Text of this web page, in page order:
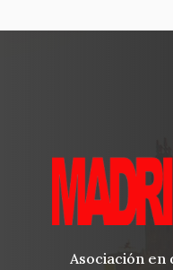
Asociación en